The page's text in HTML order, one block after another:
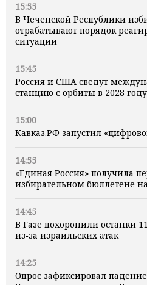
15:55
В Чеченской Республики
отрабатывают порядок
ситуации
15:45
Россия и США сведут
станцию с орбиты в 2028 году
15:00
Кавказ.РФ запустил
14:55
«Единая Россия» получила
избирательном бюллетене
14:45
В Газе похоронили останки
из‑за израильских атак
14:25
Опрос зафиксировал